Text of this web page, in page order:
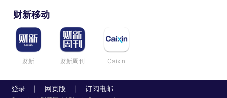
财新移动
财新 财新周刊 Caixin
登录 网页版 订阅电邮